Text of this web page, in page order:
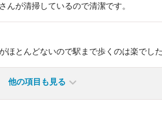
んが清掃しているので清潔です。
ほとんどないので駅まで歩くのは楽でした
他の項目も見る